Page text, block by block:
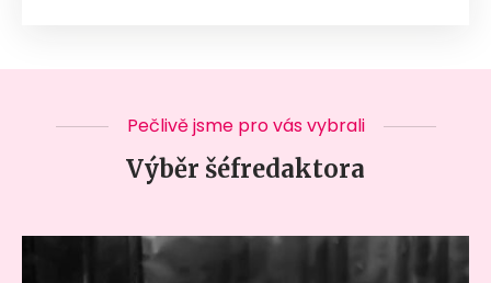
Pečlivě jsme pro vás vybrali
Výběr šéfredaktora